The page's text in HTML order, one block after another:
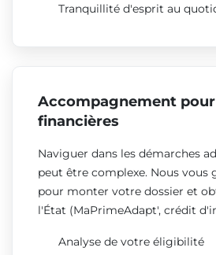
Tranquillité d'esprit au
Accompagnement pour
financières
Naviguer dans les démarches
peut être complexe. Nous vous
pour monter votre dossier et
l'État (MaPrimeAdapt', crédit
Analyse de votre éligibilité